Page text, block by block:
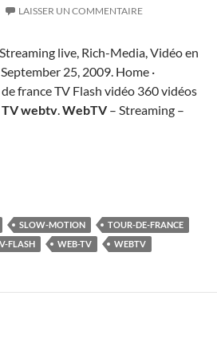
LAISSER UN COMMENTAIRE
live, Rich-Media, Vidéo en
25, 2009. Home ·
france TV Flash vidéo 360 vidéos
webtv.WebTV– Streaming –
SLOW-MOTION
TOUR-DE-FRANCE
FLASH WEB-TV WEBTV